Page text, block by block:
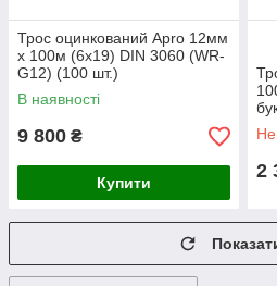
Трос оцинкований Apro 12мм
x 100м (6х19) DIN 3060 (WR-
G12) (100 шт.)
В наявності
9 800 ₴
Купити
2